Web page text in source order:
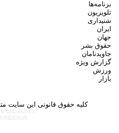
برنامه‌ها
تلویزیون
شنیداری
ایران
جهان
حقوق بشر
جاویدنامان
گزارش ویژه
ورزش
بازار
کلیه حقوق قانونی این سایت